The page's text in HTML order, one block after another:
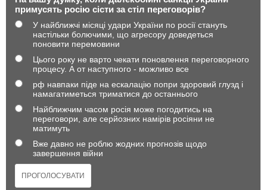
примусять росію сісти за стіл переговорів?
У найближчі місяці удари України по росії стануть
настільки болючими, що агресору доведеться
поновити перемовини
Цього року не варто чекати поновлення переговорного
процесу. А от наступного - можливо все
рф навпаки піде на ескалацію попри здоровий глузд і
намагатиметься триматися до останнього
Найближчим часом росія може погодитись на
переговори, але серйозних намірів росіяни не
матимуть
Вже давно не роблю жодних прогнозів щодо
завершення війни